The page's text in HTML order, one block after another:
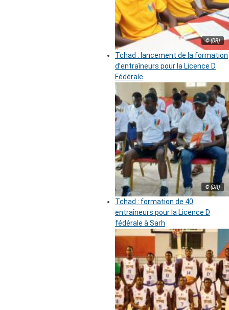
© (DR)
Tchad : lancement de la formation
d’entraîneurs pour la Licence D
Fédérale
© (DR)
Tchad : formation de 40
entraîneurs pour la Licence D
fédérale à Sarh